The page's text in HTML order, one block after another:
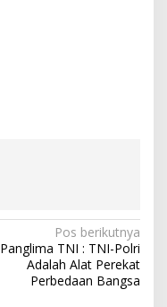
Pos berikutnya
Panglima TNI : TNI-Polri
Adalah Alat Perekat
Perbedaan Bangsa